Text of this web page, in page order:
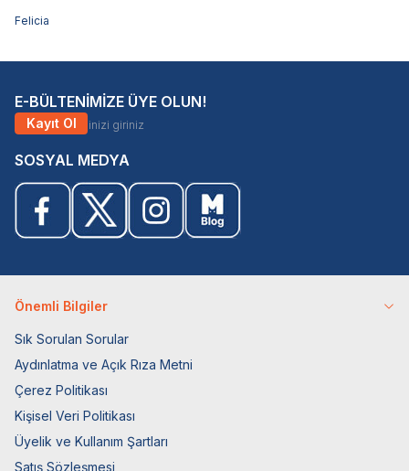
Felicia
E-BÜLTENİMİZE ÜYE OLUN!
Kayıt Ol
SOSYAL MEDYA
Önemli Bilgiler
Sık Sorulan Sorular
Aydınlatma ve Açık Rıza Metni
Çerez Politikası
Kişisel Veri Politikası
Üyelik ve Kullanım Şartları
Satış Sözleşmesi